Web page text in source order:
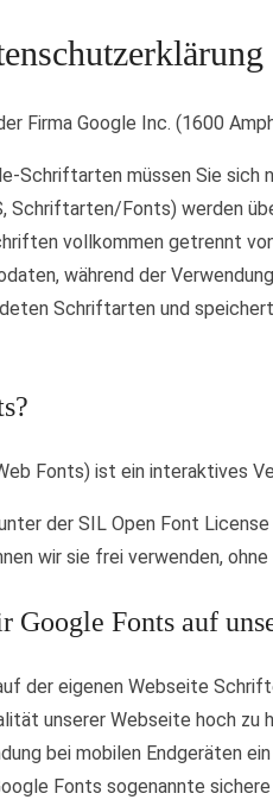
Firma Google Inc. (1600
Schriftarten müssen Sie
Schriftarten/Fonts) werden
vollkommen getrennt
während der
Schriftarten und
Fonts) ist ein interaktives
der SIL Open Font
wir sie frei verwenden,
Google Fonts auf
der eigenen Webseite
unserer Webseite hoch
bei mobilen Endgeräten
Fonts sogenannte